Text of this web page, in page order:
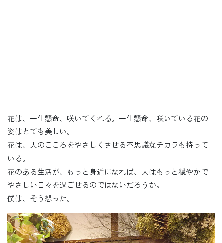
花は、一生懸命、咲いてくれる。一生懸命、咲いている花の
姿はとても美しい。
花は、人のこころをやさしくさせる不思議なチカラも持って
いる。
花のある生活が、もっと身近になれば、人はもっと穏やかで
やさしい日々を過ごせるのではないだろうか。
僕は、そう想った。